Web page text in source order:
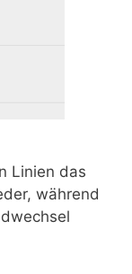
Linien das
während